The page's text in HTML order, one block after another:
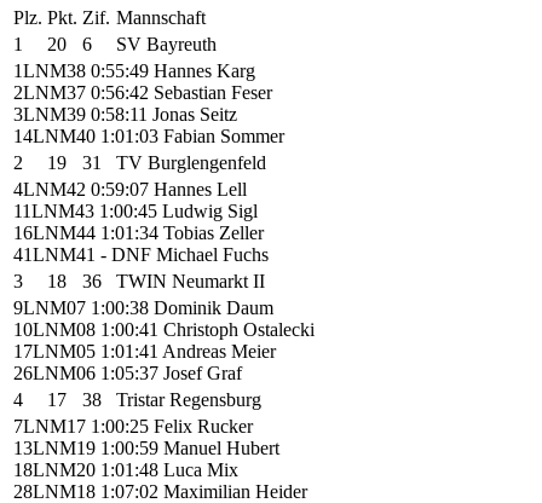
Plz. Pkt. Zif. Mannschaft
1
20 6
SV Bayreuth
1LNM38 0:55:49 Hannes Karg
2LNM37 0:56:42 Sebastian Feser
3LNM39 0:58:11 Jonas Seitz
14LNM40 1:01:03 Fabian Sommer
2
19 31
TV Burglengenfeld
4LNM42 0:59:07 Hannes Lell
11LNM43 1:00:45 Ludwig Sigl
16LNM44 1:01:34 Tobias Zeller
41LNM41 - DNF Michael Fuchs
3
18 36
TWIN Neumarkt II
9LNM07 1:00:38 Dominik Daum
10LNM08 1:00:41 Christoph Ostalecki
17LNM05 1:01:41 Andreas Meier
26LNM06 1:05:37 Josef Graf
4
17 38
Tristar Regensburg
7LNM17 1:00:25 Felix Rucker
13LNM19 1:00:59 Manuel Hubert
18LNM20 1:01:48 Luca Mix
28LNM18 1:07:02 Maximilian Heider